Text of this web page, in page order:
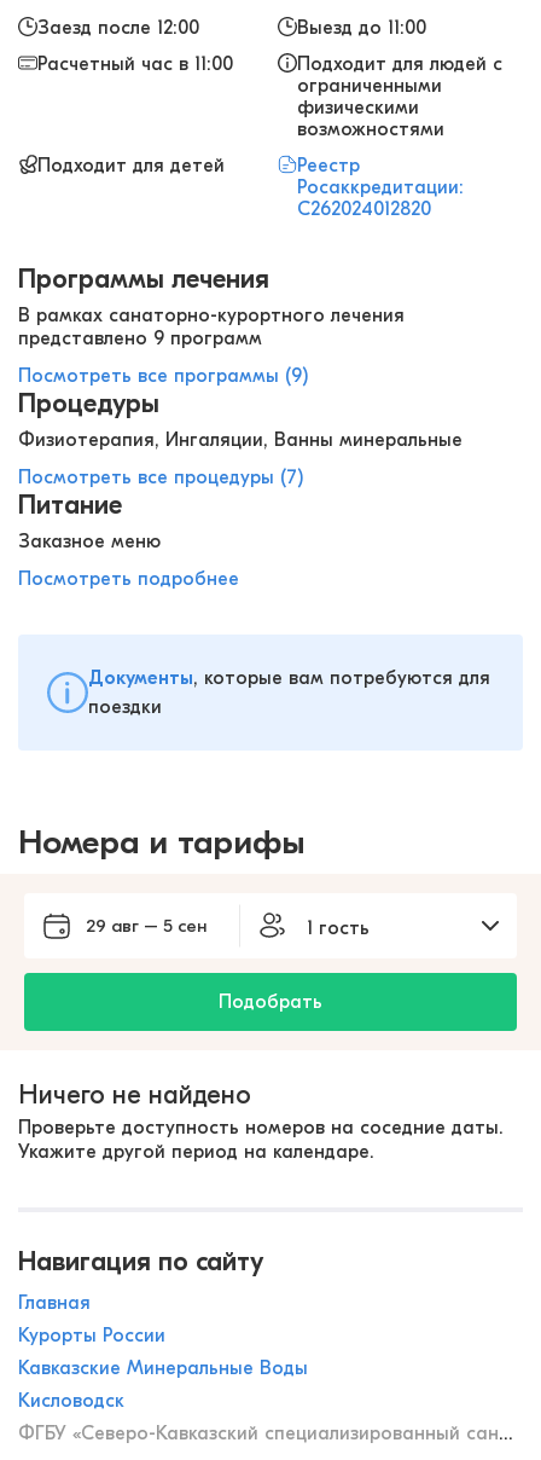
Заезд после 12:00
Выезд до 11:00
Расчетный час в 11:00
Подходит для людей с
ограниченными
физическими
возможностями
Подходит для детей
Реестр
Росаккредитации:
С262024012820
Программы лечения
В рамках санаторно-курортного лечения
представлено 9 программ
Посмотреть все программы (9)
Процедуры
Физиотерапия, Ингаляции, Ванны минеральные
Посмотреть все процедуры (7)
Питание
Заказное меню
Посмотреть подробнее
Документы, которые вам потребуются для
поездки
Номера и тарифы
29 авг – 5 сен 1 гость
Подобрать
Ничего не найдено
Проверьте доступность номеров на соседние даты.
Укажите другой период на календаре.
Навигация по сайту
Главная
Курорты России
Кавказские Минеральные Воды
Кисловодск
ФГБУ «Северо-Кавказский специализированный санаторно-реабилитационный центр МЧС России»